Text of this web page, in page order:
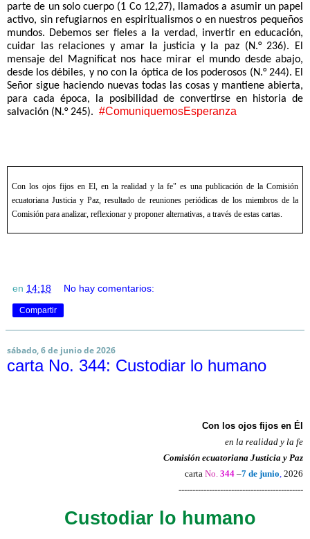
parte de un solo cuerpo (1 Co 12,27), llamados a asumir un papel
activo, sin refugiarnos en espiritualismos o en nuestros pequeños
mundos. Debemos ser fieles a la verdad, invertir en educación,
cuidar las relaciones y amar la justicia y la paz (N.° 236). El
mensaje del Magnificat nos hace mirar el mundo desde abajo,
desde los débiles, y no con la óptica de los poderosos (N.° 244). El
Señor sigue haciendo nuevas todas las cosas y mantiene abierta,
para cada época, la posibilidad de convertirse en historia de
salvación (N.° 245). #ComuniquemosEsperanza
Con los ojos fijos en El, en la realidad y la fe" es una publicación de la Comisión
ecuatoriana Justicia y Paz, resultado de reuniones periódicas de los miembros de la
Comisión para analizar, reflexionar y proponer alternativas, a través de estas cartas.
en 14:18 No hay comentarios:
Compartir
sábado, 6 de junio de 2026
carta No. 344: Custodiar lo humano
Con los ojos fijos en Él
en la realidad y la fe
Comisión ecuatoriana Justicia y Paz
carta No. 344 –7 de junio 2026
---------------------------------------------
Custodiar lo humano